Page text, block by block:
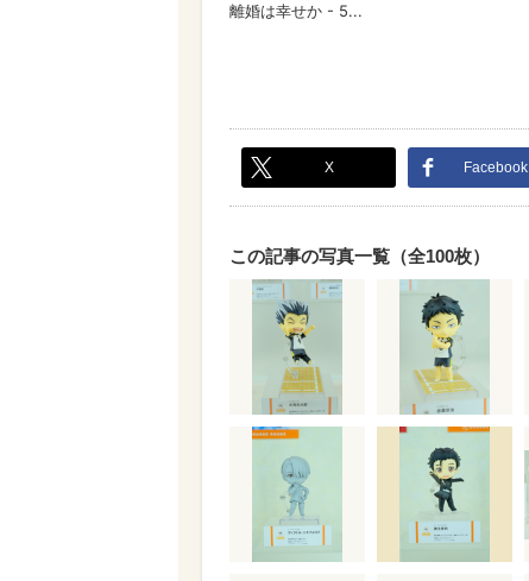
X Facebook
この記事の写真一覧（全100枚）